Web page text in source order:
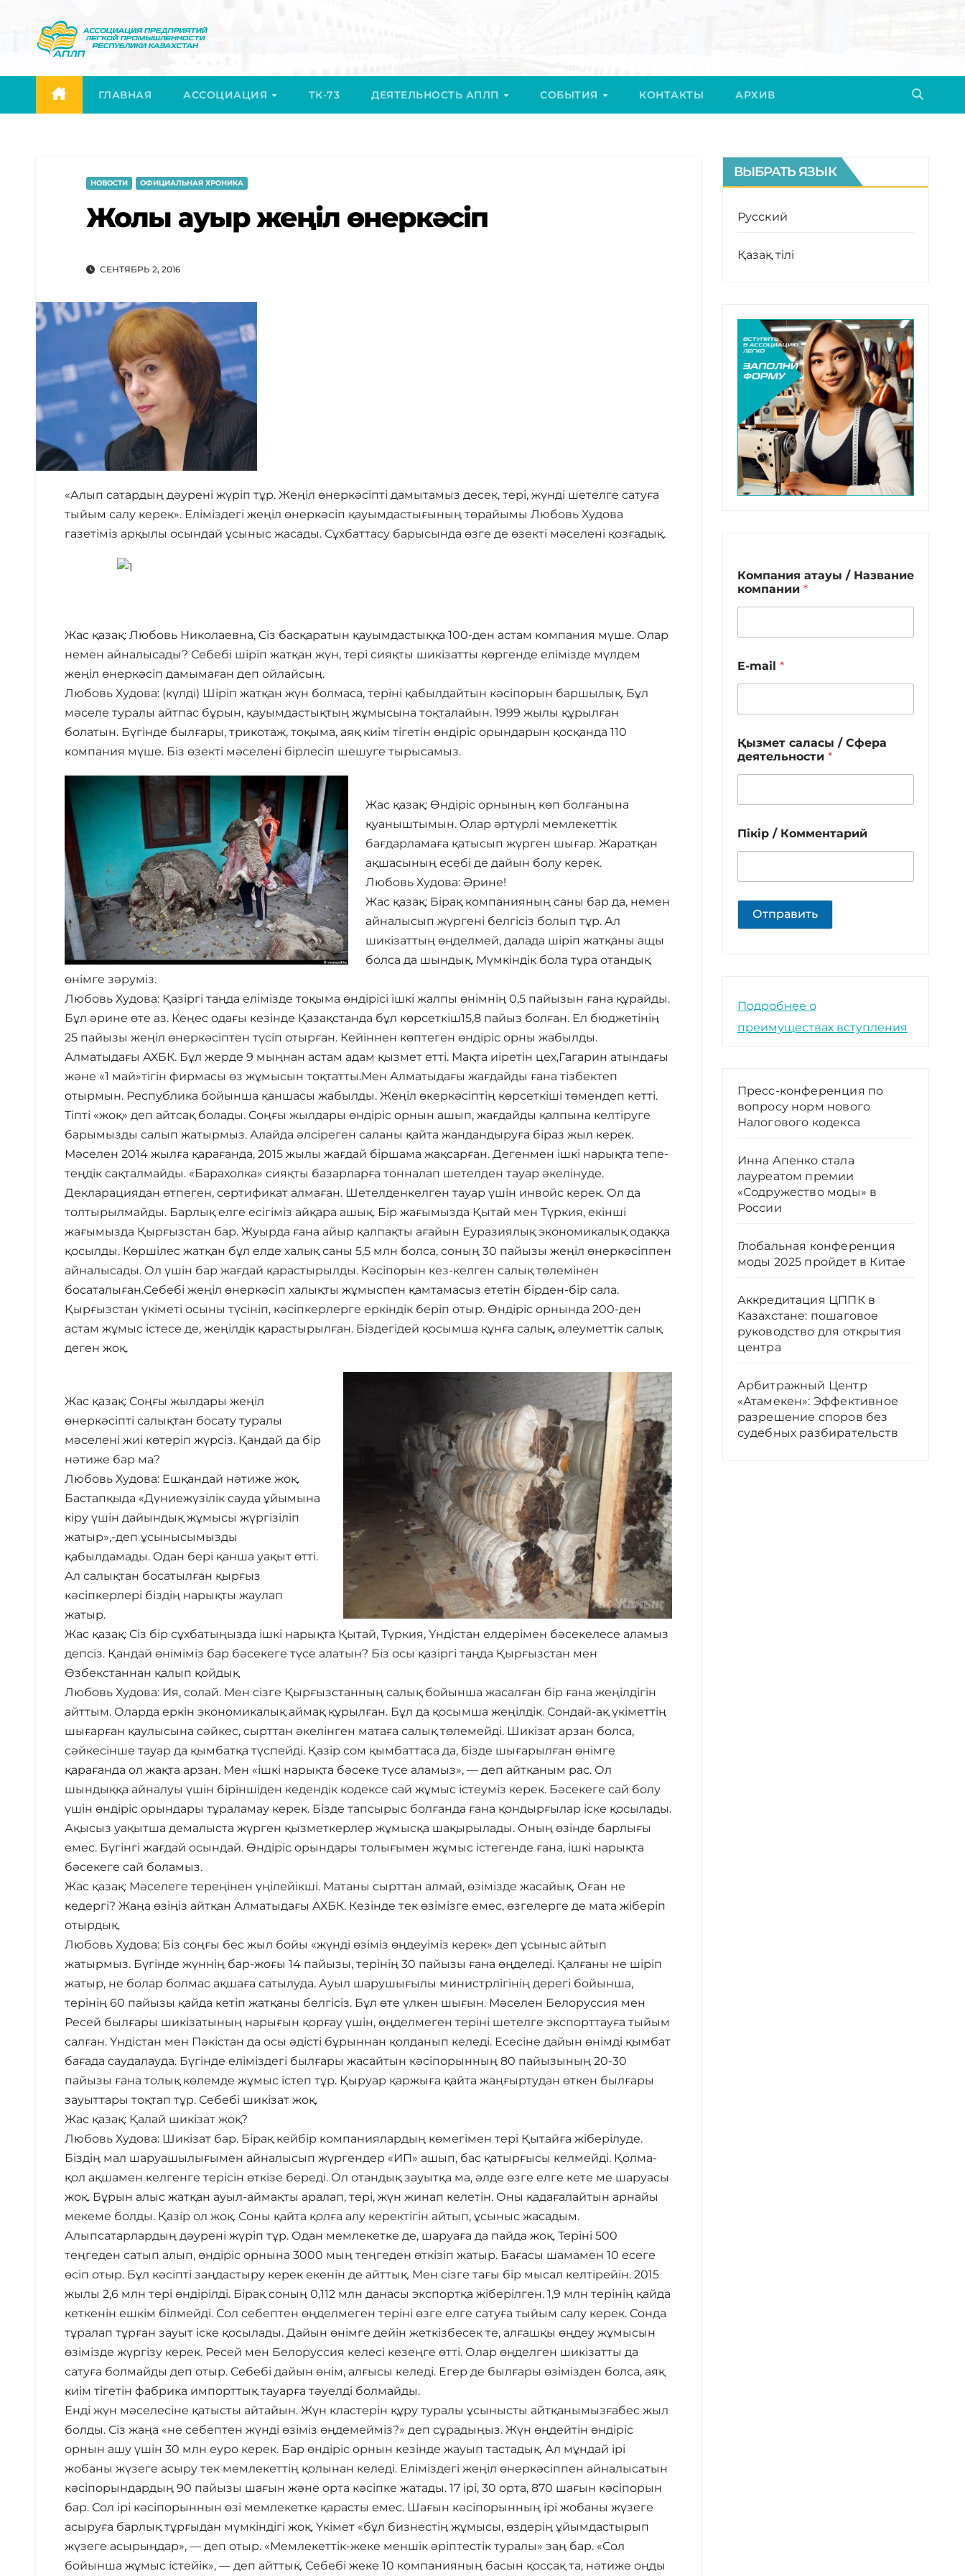
содержимому
ГЛАВНАЯ АССОЦИАЦИЯ ТК-73 ДЕЯТЕЛЬНОСТЬ АПЛП СОБЫТИЯ КОНТАКТЫ АРХИВ
НОВОСТИ ОФИЦИАЛЬНАЯ ХРОНИКА
Жолы ауыр жеңіл өнеркәсіп
СЕНТЯБРЬ 2, 2016
«Алып сатардың дәурені жүріп тұр. Жеңіл өнеркәсіпті дамытамыз десек, тері, жүнді шетелге сатуға
тыйым салу керек». Еліміздегі жеңіл өнеркәсіп қауымдастығының төрайымы Любовь Худова
газетіміз арқылы осындай ұсыныс жасады. Сұхбаттасу барысында өзге де өзекті мәселені қозғадық.
Жас қазақ: Любовь Николаевна, Cіз басқаратын қауымдастыққа 100-ден астам компания мүше. Олар
немен айналысады? Себебі шіріп жатқан жүн, тері сияқты шикізатты көргенде елімізде мүлдем
жеңіл өнеркәсіп дамымаған деп ойлайсың.
Любовь Худова: (күлді) Шіріп жатқан жүн болмаса, теріні қабылдайтын кәсіпорын баршылық. Бұл
мәселе туралы айтпас бұрын, қауымдастықтың жұмысына тоқталайын. 1999 жылы құрылған
болатын. Бүгінде былғары, трикотаж, тоқыма, аяқ киім тігетін өндіріс орындарын қосқанда 110
компания мүше. Біз өзекті мәселені бірлесіп шешуге тырысамыз.
Жас қазақ: Өндіріс орнының көп болғанына
қуаныштымын. Олар әртүрлі мемлекеттік
бағдарламаға қатысып жүрген шығар. Жаратқан
ақшасының есебі де дайын болу керек.
Любовь Худова: Әрине!
Жас қазақ: Бірақ компанияның саны бар да, немен
айналысып жүргені белгісіз болып тұр. Ал
шикізаттың өңделмей, далада шіріп жатқаны ащы
болса да шындық. Мүмкіндік бола тұра отандық
өнімге зәруміз.
Любовь Худова: Қазіргі таңда елімізде тоқыма өндірісі ішкі жалпы өнімнің 0,5 пайызын ғана құрайды.
Бұл әрине өте аз. Кеңес одағы кезінде Қазақстанда бұл көрсеткіш15,8 пайыз болған. Ел бюджетінің
25 пайызы жеңіл өнеркәсіптен түсіп отырған. Кейіннен көптеген өндіріс орны жабылды.
Алматыдағы АХБК. Бұл жерде 9 мыңнан астам адам қызмет етті. Мақта иіретін цех,Гагарин атындағы
және «1 май»тігін фирмасы өз жұмысын тоқтатты.Мен Алматыдағы жағдайды ғана тізбектеп
отырмын. Республика бойынша қаншасы жабылды. Жеңіл өкеркәсіптің көрсеткіші төмендеп кетті.
Тіпті «жоқ» деп айтсақ болады. Соңғы жылдары өндіріс орнын ашып, жағдайды қалпына келтіруге
барымызды салып жатырмыз. Алайда әлсіреген саланы қайта жандандыруға біраз жыл керек.
Мәселен 2014 жылға қарағанда, 2015 жылы жағдай біршама жақсарған. Дегенмен ішкі нарықта тепе-
теңдік сақталмайды. «Барахолка» сияқты базарларға тонналап шетелден тауар әкелінуде.
Декларациядан өтпеген, сертификат алмаған. Шетелденкелген тауар үшін инвойс керек. Ол да
толтырылмайды. Барлық елге есігіміз айқара ашық. Бір жағымызда Қытай мен Түркия, екінші
жағымызда Қырғызстан бар. Жуырда ғана айыр қалпақты ағайын Еуразиялық экономикалық одаққа
қосылды. Көршілес жатқан бұл елде халық саны 5,5 млн болса, соның 30 пайызы жеңіл өнеркәсіппен
айналысады. Ол үшін бар жағдай қарастырылды. Кәсіпорын кез-келген салық төлемінен
босаталыған.Себебі жеңіл өнеркәсіп халықты жұмыспен қамтамасыз ететін бірден-бір сала.
Қырғызстан үкіметі осыны түсініп, кәсіпкерлерге еркіндік беріп отыр. Өндіріс орнында 200-ден
астам жұмыс істесе де, жеңілдік қарастырылған. Біздегідей қосымша құнға салық, әлеуметтік салық
деген жоқ.
Жас қазақ: Соңғы жылдары жеңіл
өнеркәсіпті салықтан босату туралы
мәселені жиі көтеріп жүрсіз. Қандай да бір
нәтиже бар ма?
Любовь Худова: Ешқандай нәтиже жоқ.
Бастапқыда «Дүниежүзілік сауда ұйымына
кіру үшін дайындық жұмысы жүргізіліп
жатыр»,-деп ұсынысымызды
қабылдамады. Одан бері қанша уақыт өтті.
Ал салықтан босатылған қырғыз
кәсіпкерлері біздің нарықты жаулап
жатыр.
Жас қазақ: Сіз бір сұхбатыңызда ішкі нарықта Қытай, Түркия, Үндістан елдерімен бәсекелесе аламыз
депсіз. Қандай өніміміз бар бәсекеге түсе алатын? Біз осы қазіргі таңда Қырғызстан мен
Өзбекстаннан қалып қойдық
Любовь Худова: Ия, солай. Мен сізге Қырғызстанның салық бойынша жасалған бір ғана жеңілдігін
айттым. Оларда еркін экономикалық аймақ құрылған. Бұл да қосымша жеңілдік. Сондай-ақ үкіметтің
шығарған қаулысына сәйкес, сырттан әкелінген матаға салық төлемейді. Шикізат арзан болса,
сәйкесінше тауар да қымбатқа түспейді. Қазір сом қымбаттаса да, бізде шығарылған өнімге
қарағанда ол жақта арзан. Мен «ішкі нарықта бәсеке түсе аламыз», — деп айтқаным рас. Ол
шындыққа айналуы үшін біріншіден кедендік кодексе сай жұмыс істеуміз керек. Бәсекеге сай болу
үшін өндіріс орындары тұраламау керек. Бізде тапсырыс болғанда ғана қондырғылар іске қосылады.
Ақысыз уақытша демалыста жүрген қызметкерлер жұмысқа шақырылады. Оның өзінде барлығы
емес. Бүгінгі жағдай осындай. Өндіріс орындары толығымен жұмыс істегенде ғана, ішкі нарықта
бәсекеге сай боламыз.
Жас қазақ: Мәселеге тереңінен үңілейікші. Матаны сырттан алмай, өзімізде жасайық. Оған не
кедергі? Жаңа өзіңіз айтқан Алматыдағы АХБК. Кезінде тек өзімізге емес, өзгелерге де мата жіберіп
отырдық.
Любовь Худова: Біз соңғы бес жыл бойы «жүнді өзіміз өңдеуіміз керек» деп ұсыныс айтып
жатырмыз. Бүгінде жүннің бар-жоғы 14 пайызы, терінің 30 пайызы ғана өңделеді. Қалғаны не шіріп
жатыр, не болар болмас ақшаға сатылуда. Ауыл шарушығылы министрлігінің дерегі бойынша,
терінің 60 пайызы қайда кетіп жатқаны белгісіз. Бұл өте үлкен шығын. Мәселен Белоруссия мен
Ресей былғары шикізатының нарығын қорғау үшін, өңделмеген теріні шетелге экспорттауға тыйым
салған. Үндістан мен Пәкістан да осы әдісті бұрыннан қолданып келеді. Есесіне дайын өнімді қымбат
бағада саудалауда. Бүгінде еліміздегі былғары жасайтын кәсіпорынның 80 пайызының 20-30
пайызы ғана толық көлемде жұмыс істеп тұр. Қыруар қаржыға қайта жаңғыртудан өткен былғары
зауыттары тоқтап тұр. Себебі шикізат жоқ.
Жас қазақ: Қалай шикізат жоқ?
Любовь Худова: Шикізат бар. Бірақ кейбір компаниялардың көмегімен тері Қытайға жіберілуде.
Біздің мал шаруашылығымен айналысып жүргендер «ИП» ашып, бас қатырғысы келмейді. Қолма-
қол ақшамен келгенге терісін өткізе береді. Ол отандық зауытқа ма, әлде өзге елге кете ме шаруасы
жоқ. Бұрын алыс жатқан ауыл-аймақты аралап, тері, жүн жинап келетін. Оны қадағалайтын арнайы
мекеме болды. Қазір ол жоқ. Соны қайта қолға алу керектігін айтып, ұсыныс жасадым.
Алыпсатарлардың дәурені жүріп тұр. Одан мемлекетке де, шаруаға да пайда жоқ. Теріні 500
теңгеден сатып алып, өндіріс орнына 3000 мың теңгеден өткізіп жатыр. Бағасы шамамен 10 есеге
өсіп отыр. Бұл кәсіпті заңдастыру керек екенін де айттық. Мен сізге тағы бір мысал келтірейін. 2015
жылы 2,6 млн тері өндірілді. Бірақ соның 0,112 млн данасы экспортқа жіберілген. 1,9 млн терінің қайда
кеткенін ешкім білмейді. Сол себептен өңделмеген теріні өзге елге сатуға тыйым салу керек. Сонда
тұралап тұрған зауыт іске қосылады. Дайын өнімге дейін жеткізбесек те, алғашқы өңдеу жұмысын
өзімізде жүргізу керек. Ресей мен Белоруссия келесі кезеңге өтті. Олар өңделген шикізатты да
сатуға болмайды деп отыр. Себебі дайын өнім, алғысы келеді. Егер де былғары өзімізден болса, аяқ
киім тігетін фабрика импорттық тауарға тәуелді болмайды.
Енді жүн мәселесіне қатысты айтайын. Жүн кластерін құру туралы ұсынысты айтқанымызғабес жыл
болды. Сіз жаңа «не себептен жүнді өзіміз өңдемейміз?» деп сұрадыңыз. Жүн өңдейтін өндіріс
орнын ашу үшін 30 млн еуро керек. Бар өндіріс орнын кезінде жауып тастадық. Ал мұндай ірі
жобаны жүзеге асыру тек мемлекеттің қолынан келеді. Еліміздегі жеңіл өнеркәсіппен айналысатын
кәсіпорындардың 90 пайызы шағын және орта кәсіпке жатады. 17 ірі, 30 орта, 870 шағын кәсіпорын
бар. Сол ірі кәсіпорыннын өзі мемлекетке қарасты емес. Шағын кәсіпорынның ірі жобаны жүзеге
асыруға барлық тұрғыдан мүмкіндігі жоқ. Үкімет «бұл бизнестің жұмысы, өздерің ұйымдастырып
жүзеге асырыңдар», — деп отыр. «Мемлекеттік-жеке меншік әріптестік туралы» заң бар. «Сол
бойынша жұмыс істейік», — деп айттық. Себебі жеке 10 компанияның басын қоссақ та, нәтиже оңды
ВЫБРАТЬ ЯЗЫК
Русский
Қазақ тілі
Компания атауы / Название
компании *
E-mail *
Қызмет саласы / Сфера
деятельности *
Пікір / Комментарий
Отправить
Подробнее о
преимуществах вступления
Пресс-конференция по
вопросу норм нового
Налогового кодекса
Инна Апенко стала
лауреатом премии
«Содружество моды» в
России
Глобальная конференция
моды 2025 пройдет в Китае
Аккредитация ЦППК в
Казахстане: пошаговое
руководство для открытия
центра
Арбитражный Центр
«Атамекен»: Эффективное
разрешение споров без
судебных разбирательств